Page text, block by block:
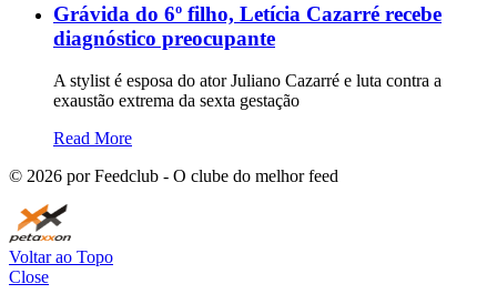
Grávida do 6º filho, Letícia Cazarré recebe
diagnóstico preocupante
A stylist é esposa do ator Juliano Cazarré e luta contra a
exaustão extrema da sexta gestação
Read More
© 2026 por Feedclub - O clube do melhor feed
Voltar ao Topo
Close